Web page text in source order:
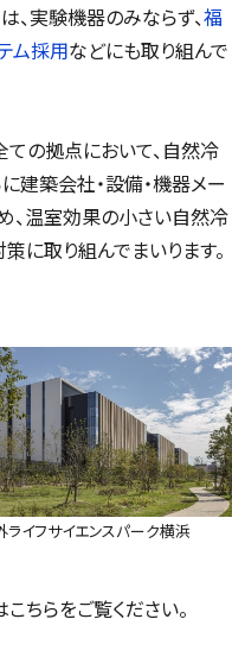
、実験機器のみならず、福
ム採用などにも取り組んで
の拠点において、自然冷
建築会社・設備・機器メー
、温室効果の小さい自然冷
に取り組んでまいります。
ライフサイエンスパーク横浜
ちらをご覧ください。